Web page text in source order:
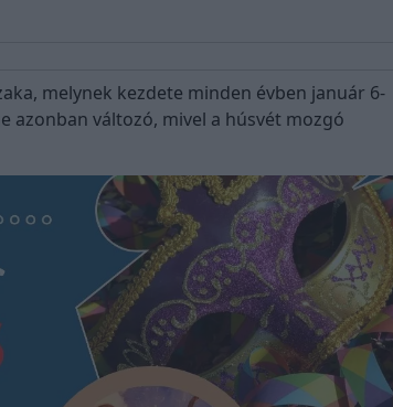
melynek kezdete minden évben január 6-
azonban változó, mivel a húsvét mozgó